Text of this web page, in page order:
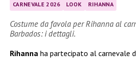
CARNEVALE 2026 LOOK RIHANNA
Costume da favola per Rihanna al
Barbados: i dettagli.
Rihanna ha partecipato al carnevale